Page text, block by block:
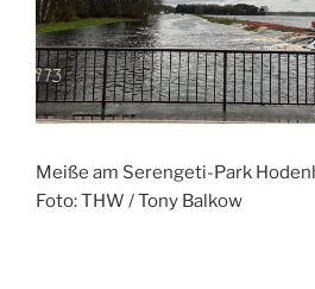
Meiße am Serengeti-Park
Foto: THW / Tony Balkow